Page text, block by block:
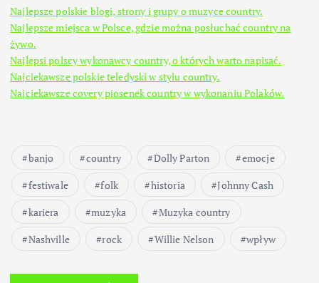
Najlepsze polskie blogi, strony i grupy o muzyce country.
Najlepsze miejsca w Polsce, gdzie można posłuchać country na
żywo.
Najlepsi polscy wykonawcy country, o których warto napisać.
Najciekawsze polskie teledyski w stylu country.
Najciekawsze covery piosenek country w wykonaniu Polaków.
banjo country Dolly Parton
emocje
festiwale
folk historia
Johnny Cash
kariera
muzyka
Muzyka country
Nashville
rock Willie Nelson wpływ